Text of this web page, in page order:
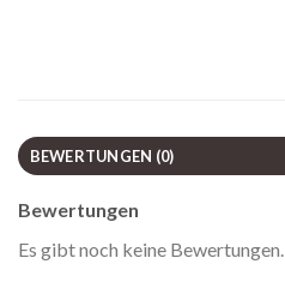
BEWERTUNGEN (0)
Bewertungen
Es gibt noch keine Bewertungen.